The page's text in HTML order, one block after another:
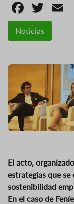
Noticias
El acto,
estrategias que
sostenibilidad
En el caso de